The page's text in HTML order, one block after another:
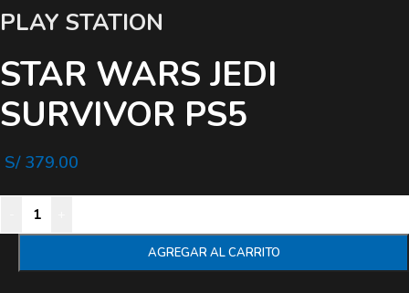
PLAY STATION
STAR WARS JEDI
SURVIVOR PS5
S/379.00
AGREGAR AL CARRITO